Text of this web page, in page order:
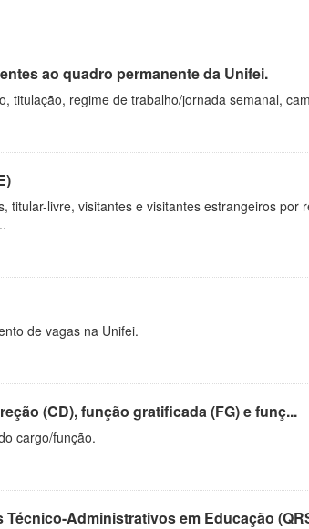
ao quadro permanente da Unifei.
titulação, regime de trabalho/jornada semanal,
titular-livre, visitantes e visitantes estrangeiros por
de vagas na Unifei.
(CD), função gratificada (FG) e funç...
cargo/função.
Administrativos em Educação